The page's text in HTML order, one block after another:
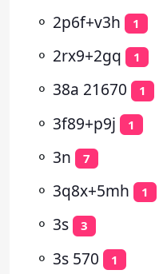
⚬ 2p6f+v3h 1
⚬ 2rx9+2gq 1
⚬ 38a 21670 1
⚬ 3f89+p9j 1
⚬ 3n 7
⚬ 3q8x+5mh 1
⚬ 3s 3
⚬ 3s 570 1